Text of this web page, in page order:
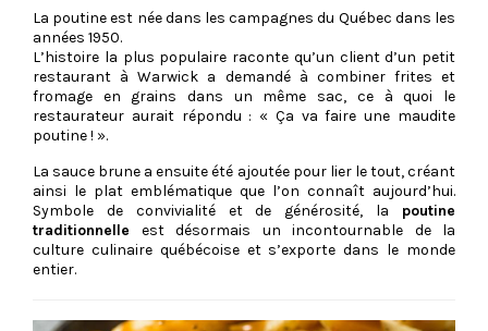
La poutine est née dans les campagnes du Québec dans les
années 1950.
L’histoire la plus populaire raconte qu’un client d’un petit
restaurant à Warwick a demandé à combiner frites et
fromage en grains dans un même sac, ce à quoi le
restaurateur aurait répondu : « Ça va faire une maudite
poutine ! ».
La sauce brune a ensuite été ajoutée pour lier le tout, créant
ainsi le plat emblématique que l’on connaît aujourd’hui.
Symbole de convivialité et de générosité, la poutine
traditionnelle est désormais un incontournable de la
culture culinaire québécoise et s’exporte dans le monde
entier.